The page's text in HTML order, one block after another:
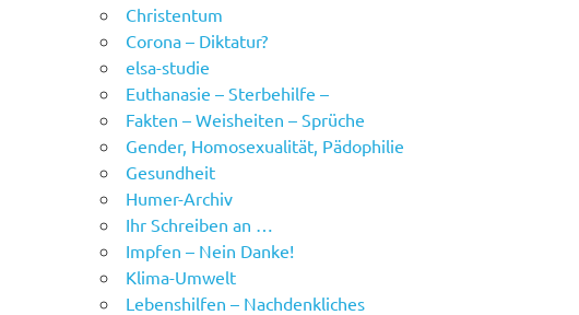
Christentum
Corona – Diktatur?
elsa-studie
Euthanasie – Sterbehilfe –
Fakten – Weisheiten – Sprüche
Gender, Homosexualität, Pädophilie
Gesundheit
Humer-Archiv
Ihr Schreiben an …
Impfen – Nein Danke!
Klima-Umwelt
Lebenshilfen – Nachdenkliches